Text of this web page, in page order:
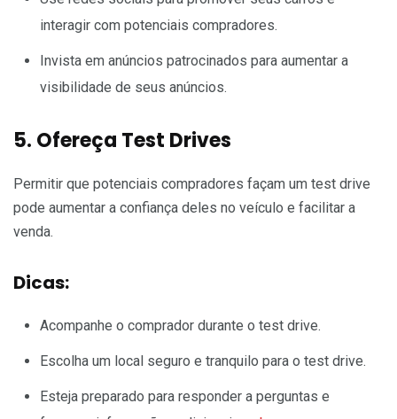
interagir com potenciais compradores.
Invista em anúncios patrocinados para aumentar a
visibilidade de seus anúncios.
5. Ofereça Test Drives
Permitir que potenciais compradores façam um test drive
pode aumentar a confiança deles no veículo e facilitar a
venda.
Dicas:
Acompanhe o comprador durante o test drive.
Escolha um local seguro e tranquilo para o test drive.
Esteja preparado para responder a perguntas e